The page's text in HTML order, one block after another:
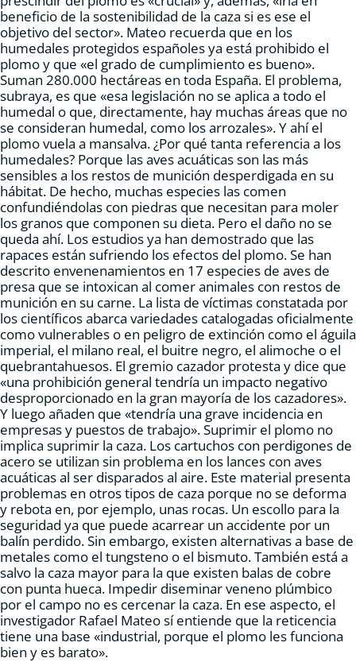
beneficio de la sostenibilidad de la caza si es ese el
objetivo del sector». Mateo recuerda que en los
humedales protegidos españoles ya está prohibido el
plomo y que «el grado de cumplimiento es bueno».
Suman 280.000 hectáreas en toda España. El problema,
subraya, es que «esa legislación no se aplica a todo el
humedal o que, directamente, hay muchas áreas que no
se consideran humedal, como los arrozales». Y ahí el
plomo vuela a mansalva. ¿Por qué tanta referencia a los
humedales? Porque las aves acuáticas son las más
sensibles a los restos de munición desperdigada en su
hábitat. De hecho, muchas especies las comen
confundiéndolas con piedras que necesitan para moler
los granos que componen su dieta. Pero el daño no se
queda ahí. Los estudios ya han demostrado que las
rapaces están sufriendo los efectos del plomo. Se han
descrito envenenamientos en 17 especies de aves de
presa que se intoxican al comer animales con restos de
munición en su carne. La lista de víctimas constatada por
los científicos abarca variedades catalogadas oficialmente
como vulnerables o en peligro de extinción como el águila
imperial, el milano real, el buitre negro, el alimoche o el
quebrantahuesos. El gremio cazador protesta y dice que
«una prohibición general tendría un impacto negativo
desproporcionado en la gran mayoría de los cazadores».
Y luego añaden que «tendría una grave incidencia en
empresas y puestos de trabajo». Suprimir el plomo no
implica suprimir la caza. Los cartuchos con perdigones de
acero se utilizan sin problema en los lances con aves
acuáticas al ser disparados al aire. Este material presenta
problemas en otros tipos de caza porque no se deforma
y rebota en, por ejemplo, unas rocas. Un escollo para la
seguridad ya que puede acarrear un accidente por un
balín perdido. Sin embargo, existen alternativas a base de
metales como el tungsteno o el bismuto. También está a
salvo la caza mayor para la que existen balas de cobre
con punta hueca. Impedir diseminar veneno plúmbico
por el campo no es cercenar la caza. En ese aspecto, el
investigador Rafael Mateo sí entiende que la reticencia
tiene una base «industrial, porque el plomo les funciona
bien y es barato».